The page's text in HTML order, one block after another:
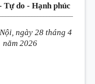
Tự do - Hạnh phúc
ngày 28 tháng 4
năm 2026